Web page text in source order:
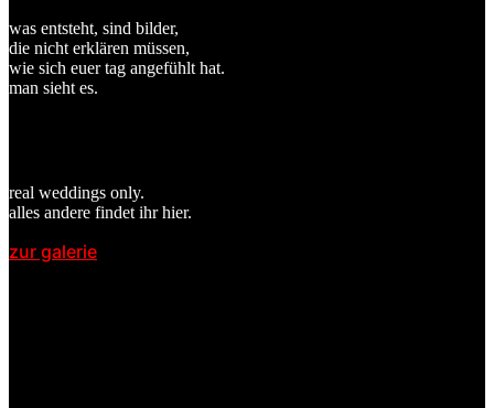
was entsteht, sind bilder,
die nicht erklären müssen,
wie sich euer tag angefühlt hat.
man sieht es.
real weddings only.
alles andere findet ihr hier.
zur galerie